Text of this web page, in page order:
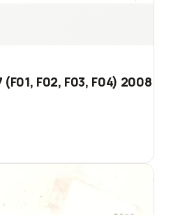
F02, F03, F04) 2008